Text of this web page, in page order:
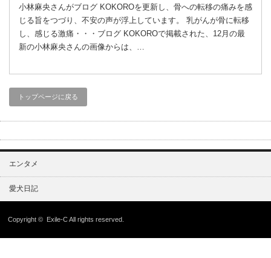
小林麻央さんがブログ KOKOROを更新し、骨への転移の痛みを感
じる旨をつづり、不安の声が浮上しています。 乳がんが骨に転移
し、感じる激痛・・・ブログ KOKOROで掲載された、12月の最
新の小林麻央さんの画像からは、…
トップページに戻る
エンタメ
愛犬日記
Copyright © Exile-CAll rights reserved.